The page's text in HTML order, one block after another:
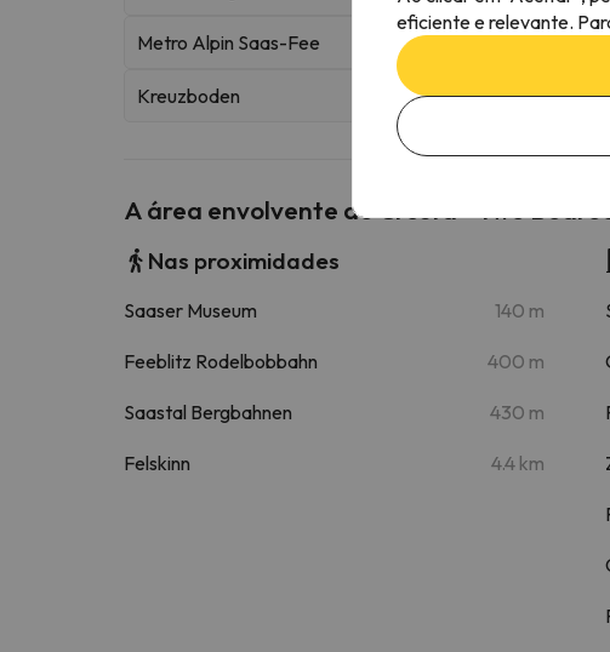
Metro Alpin Saas-Fee
Kreuzboden
A área envolvente do Cresta - Two
Nas proximidades
Saaser Museum 140 m
Feeblitz Rodelbobbahn 400 m
Saastal Bergbahnen 430 m
Felskinn 4.4 km
eficiente e relevante.